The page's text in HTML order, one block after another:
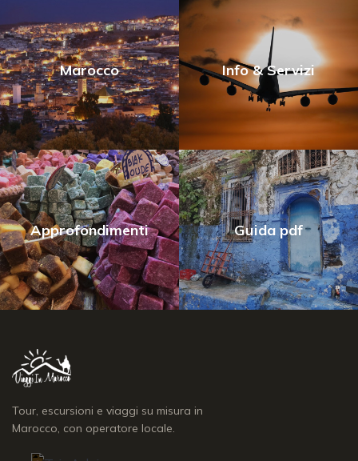
Marocco Info & Servizi
Approfondimenti Guida pdf
Tour, escursioni e viaggi su misura in
Marocco, con operatore locale.